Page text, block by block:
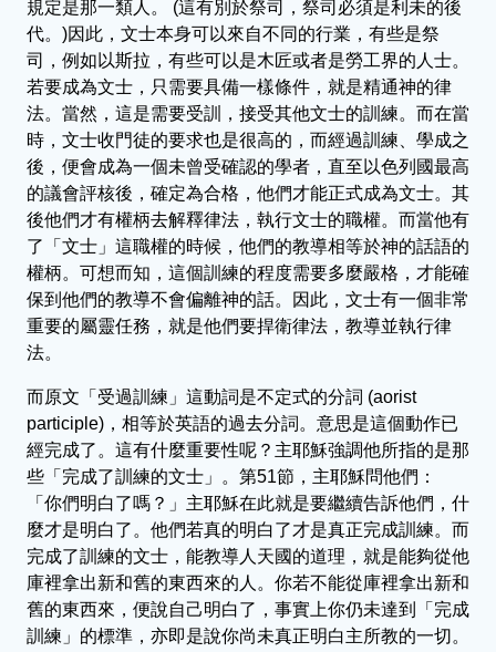
規定是那一類人。 (這有別於祭司，祭司必須是利未的後
代。)因此，文士本身可以來自不同的行業，有些是祭
司，例如以斯拉，有些可以是木匠或者是勞工界的人士。
若要成為文士，只需要具備一樣條件，就是精通神的律
法。當然，這是需要受訓，接受其他文士的訓練。而在當
時，文士收門徒的要求也是很高的，而經過訓練、學成之
後，便會成為一個未曾受確認的學者，直至以色列國最高
的議會評核後，確定為合格，他們才能正式成為文士。其
後他們才有權柄去解釋律法，執行文士的職權。而當他有
了「文士」這職權的時候，他們的教導相等於神的話語的
權柄。可想而知，這個訓練的程度需要多麼嚴格，才能確
保到他們的教導不會偏離神的話。因此，文士有一個非常
重要的屬靈任務，就是他們要捍衛律法，教導並執行律
法。
而原文「受過訓練」這動詞是不定式的分詞 (aorist
participle)，相等於英語的過去分詞。意思是這個動作已
經完成了。這有什麼重要性呢？主耶穌強調他所指的是那
些「完成了訓練的文士」。第51節，主耶穌問他們：
「你們明白了嗎？」主耶穌在此就是要繼續告訴他們，什
麼才是明白了。他們若真的明白了才是真正完成訓練。而
完成了訓練的文士，能教導人天國的道理，就是能夠從他
庫裡拿出新和舊的東西來的人。你若不能從庫裡拿出新和
舊的東西來，便說自己明白了，事實上你仍未達到「完成
訓練」的標準，亦即是說你尚未真正明白主所教的一切。